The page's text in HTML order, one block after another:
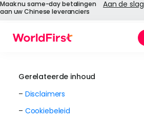
Maak nu same-day betalingen
aan uw Chinese leveranciers
Aan de slag
Gerelateerde inhoud
– Disclaimers
– Cookiebeleid